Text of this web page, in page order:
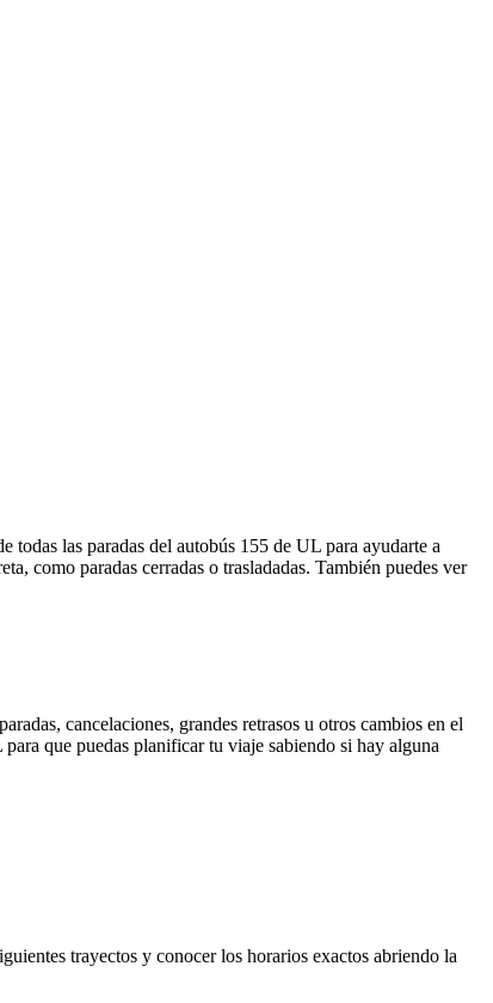
las paradas del autobús 155 de UL para ayudarte a
como paradas cerradas o trasladadas. También puedes ver
cancelaciones, grandes retrasos u otros cambios en el
que puedas planificar tu viaje sabiendo si hay alguna
trayectos y conocer los horarios exactos abriendo la